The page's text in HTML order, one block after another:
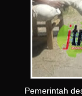
Pemerintah